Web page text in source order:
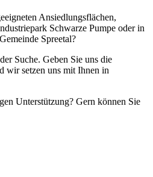
Ansiedlungsflächen,
Schwarze Pumpe oder in
Spreetal?
Suche. Geben Sie uns die
wir setzen uns mit Ihnen in
Unterstützung? Gern können Sie